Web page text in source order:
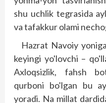
shu uchlik tegrasida
va tafakkur olami
Hazrat Navoiy
keyingi yo'lovchi –
Axloqsizlik, fahsh
qurboni bo'lgan bu
yoradi. Na millat